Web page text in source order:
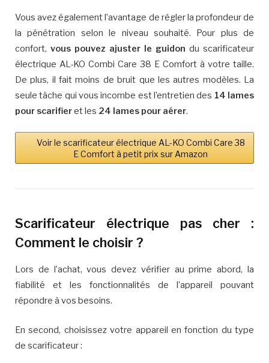
Vous avez également l’avantage de régler la profondeur de
la pénétration selon le niveau souhaité. Pour plus de
confort, vous pouvez ajuster le guidon du scarificateur
électrique AL-KO Combi Care 38 E Comfort à votre taille.
De plus, il fait moins de bruit que les autres modèles. La
seule tâche qui vous incombe est l’entretien des 14 lames
pour scarifieret les 24 lames pour aérer.
Voir le scarificateur électrique AL-KO Combi Care 38
E Comfort à petit prix sur Amazon
Scarificateur électrique pas cher :
Comment le choisir ?
Lors de l’achat, vous devez vérifier au prime abord, la
fiabilité et les fonctionnalités de l’appareil pouvant
répondre à vos besoins.
En second, choisissez votre appareil en fonction du type
de scarificateur :